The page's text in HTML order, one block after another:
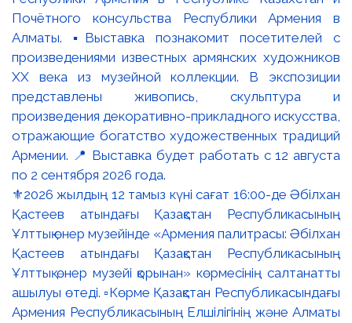
⚜️2026 жылдың 12 тамыз күні сағат 16:00-де Әбілхан
Қастеев атындағы Қазақстан Республикасының
Ұлттық өнер музейінде «Армения палитрасы: Әбілхан
Қастеев атындағы Қазақстан Республикасының
Ұлттық өнер музейі қорынан» көрмесінің салтанатты
ашылуы өтеді. ▫️Көрме Қазақстан Республикасындағы
Армения Республикасының Елшілігінің және Алматы